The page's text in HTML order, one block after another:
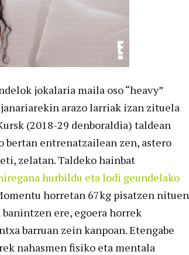
jokalaria maila oso “heavy”
arazo larriak izan zituela
(2018-29 denboraldia) taldean
bertan entrenatzailean zen, astero
zelatan. Taldeko hainbat
hurbildu eta lodi geundelako
horretan 67kg pisatzen nituen
ere, egoera horrek
barruan zein kanpoan. Etengabe
nahasmen fisiko eta mentala